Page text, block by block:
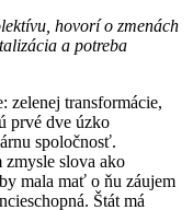
hovorí o zmenách
a potreba
zelenej transformácie,
prvé dve úzko
spoločnosť.
zmysle slova ako
mala mať o ňu záujem
Štát má